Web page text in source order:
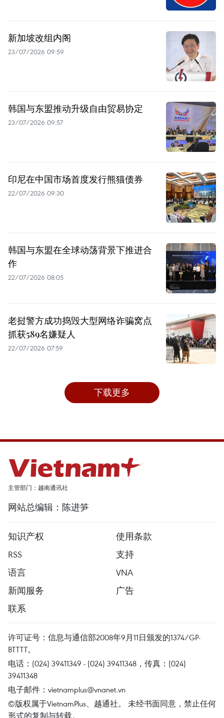
新加坡改组内阁
23/07/2026 09:59
韩国与东盟推动升级自由贸易协定
23/07/2026 09:57
印尼在中国市场首度发行熊猫债券
22/07/2026 09:30
韩国与东盟在全球动荡背景下推进合
作
22/07/2026 08:05
老挝警方成功捣毁大型网络诈骗窝点
抓获589名嫌疑人
22/07/2026 07:59
下载更多
主管部门：越南通讯社
网站总编辑：陈进笋
知识产权
使用条款
RSS
支持
语言
VNA
新闻服务
广告
联系
许可证号：信息与通信部2008年9月11日颁发的1374/GP-
BTTTT。
电话：(024) 39411349 - (024) 39411348，传真：(024)
39411348
电子邮件： vietnamplus@vnanet.vn
©版权属于VietnamPlus、越通社。 未经书面同意，禁止任何
形式的复制与转载。